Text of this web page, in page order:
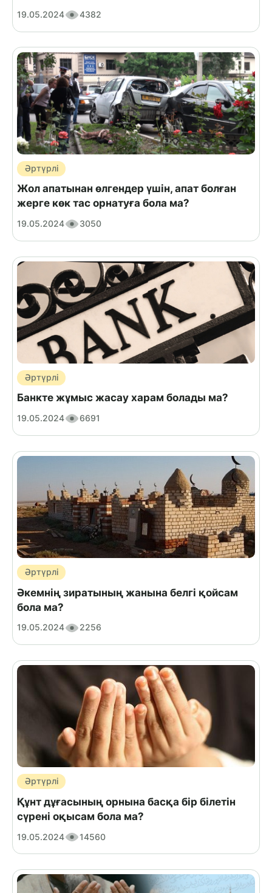
19.05.2024 4382
Әртүрлі
Жол апатынан өлгендер үшін, апат болған
жерге көк тас орнатуға бола ма?
19.05.2024 3050
Әртүрлі
Банкте жұмыс жасау харам болады ма?
19.05.2024 6691
Әртүрлі
Әкемнің зиратының жанына белгі қойсам
бола ма?
19.05.2024 2256
Әртүрлі
Құнт дұғасының орнына басқа бір білетін
сүрені оқысам бола ма?
19.05.2024 14560